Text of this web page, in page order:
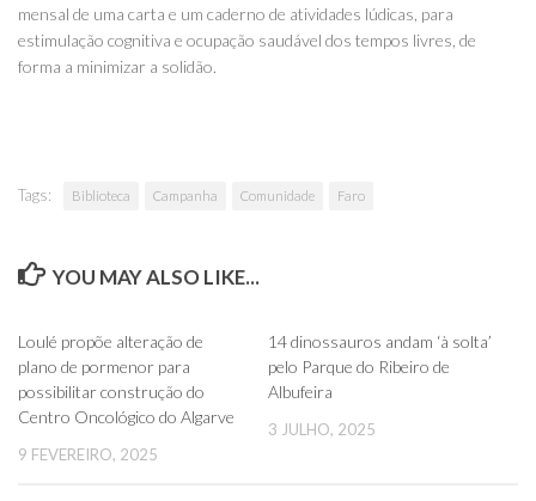
mensal de uma carta e um caderno de atividades lúdicas, para
estimulação cognitiva e ocupação saudável dos tempos livres, de
forma a minimizar a solidão.
Tags: Biblioteca Campanha Comunidade Faro
YOU MAY ALSO LIKE...
Loulé propõe alteração de
plano de pormenor para
possibilitar construção do
Centro Oncológico do Algarve
9 FEVEREIRO, 2025
14 dinossauros andam ‘à solta’
pelo Parque do Ribeiro de
Albufeira
3 JULHO, 2025